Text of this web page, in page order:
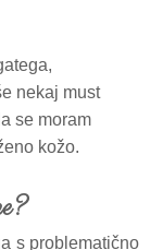
nekaj must
se moram
kožo.
s problematično